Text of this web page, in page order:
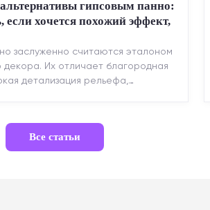
гипсовым панно:
если хочется похожий эффект,
заслуженно считаются эталоном
декора. Их отличает благородная
детализация рельефа,
Все статьи